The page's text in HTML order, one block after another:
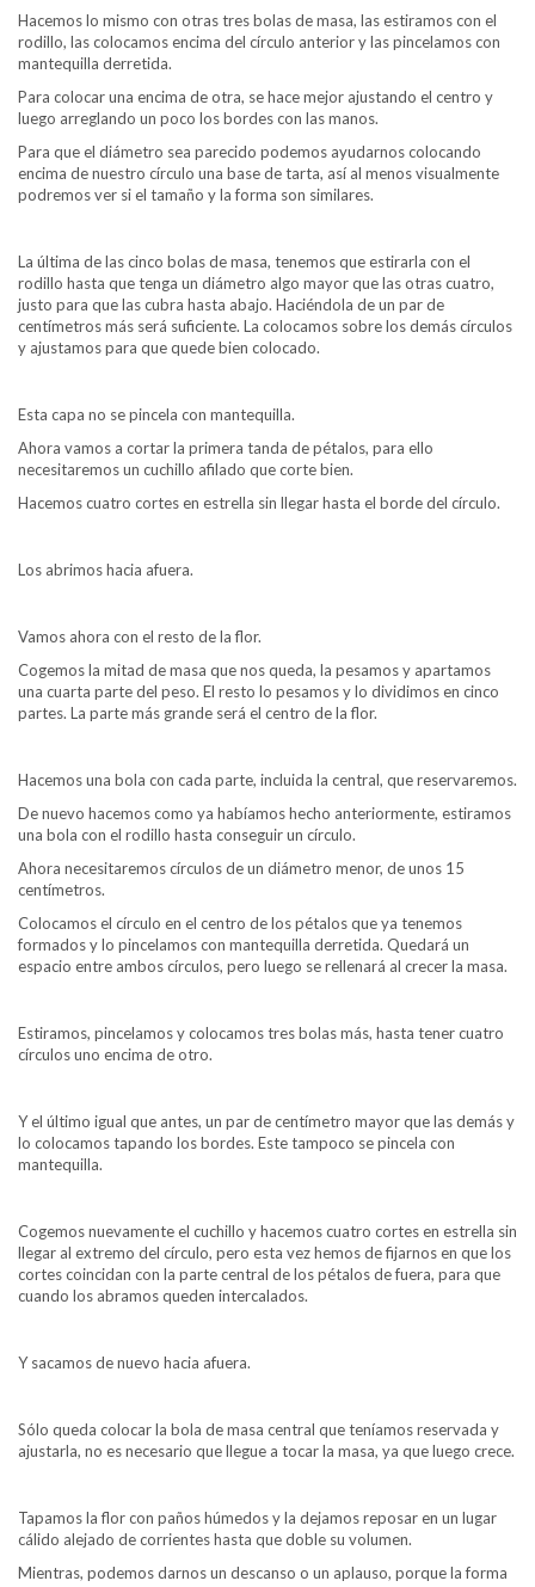
Hacemos lo mismo con otras tres bolas de masa, las estiramos con el
rodillo, las colocamos encima del círculo anterior y las pincelamos con
mantequilla derretida.
Para colocar una encima de otra, se hace mejor ajustando el centro y
luego arreglando un poco los bordes con las manos.
Para que el diámetro sea parecido podemos ayudarnos colocando
encima de nuestro círculo una base de tarta, así al menos visualmente
podremos ver si el tamaño y la forma son similares.
La última de las cinco bolas de masa, tenemos que estirarla con el
rodillo hasta que tenga un diámetro algo mayor que las otras cuatro,
justo para que las cubra hasta abajo. Haciéndola de un par de
centímetros más será suficiente. La colocamos sobre los demás círculos
y ajustamos para que quede bien colocado.
Esta capa no se pincela con mantequilla.
Ahora vamos a cortar la primera tanda de pétalos, para ello
necesitaremos un cuchillo afilado que corte bien.
Hacemos cuatro cortes en estrella sin llegar hasta el borde del círculo.
Los abrimos hacia afuera.
Vamos ahora con el resto de la flor.
Cogemos la mitad de masa que nos queda, la pesamos y apartamos
una cuarta parte del peso. El resto lo pesamos y lo dividimos en cinco
partes. La parte más grande será el centro de la flor.
Hacemos una bola con cada parte, incluida la central, que reservaremos.
De nuevo hacemos como ya habíamos hecho anteriormente, estiramos
una bola con el rodillo hasta conseguir un círculo.
Ahora necesitaremos círculos de un diámetro menor, de unos 15
centímetros.
Colocamos el círculo en el centro de los pétalos que ya tenemos
formados y lo pincelamos con mantequilla derretida. Quedará un
espacio entre ambos círculos, pero luego se rellenará al crecer la masa.
Estiramos, pincelamos y colocamos tres bolas más, hasta tener cuatro
círculos uno encima de otro.
Y el último igual que antes, un par de centímetro mayor que las demás y
lo colocamos tapando los bordes. Este tampoco se pincela con
mantequilla.
Cogemos nuevamente el cuchillo y hacemos cuatro cortes en estrella sin
llegar al extremo del círculo, pero esta vez hemos de fijarnos en que los
cortes coincidan con la parte central de los pétalos de fuera, para que
cuando los abramos queden intercalados.
Y sacamos de nuevo hacia afuera.
Sólo queda colocar la bola de masa central que teníamos reservada y
ajustarla, no es necesario que llegue a tocar la masa, ya que luego crece.
Tapamos la flor con paños húmedos y la dejamos reposar en un lugar
cálido alejado de corrientes hasta que doble su volumen.
Mientras, podemos darnos un descanso o un aplauso, porque la forma